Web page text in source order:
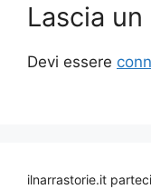
Lascia
Devi essere
ilnarrastorie.it